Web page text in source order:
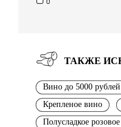
ТАКЖЕ
Вино до 5000 рублей
Крепленое вино
Полусладкое